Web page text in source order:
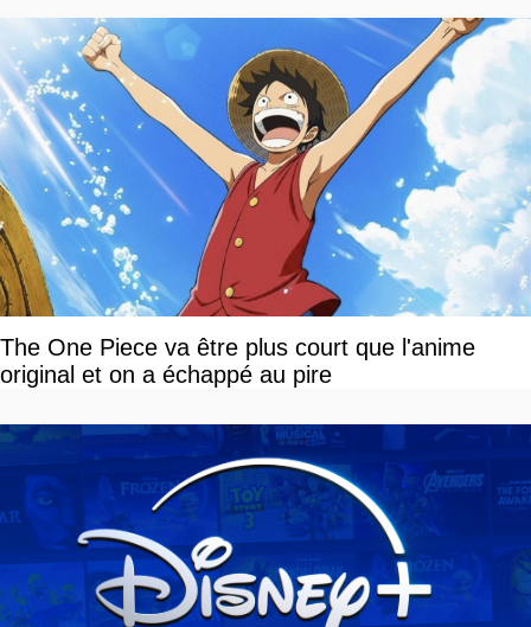
The One Piece va être plus court que l'anime
original et on a échappé au pire